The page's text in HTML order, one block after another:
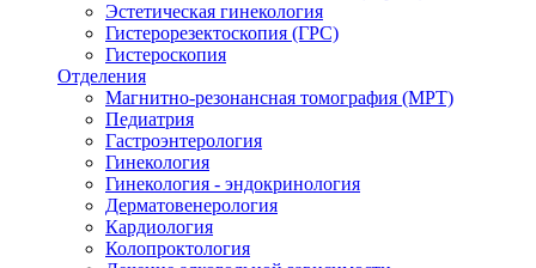
Эстетическая гинекология
Гистерорезектоскопия (ГРС)
Гистероскопия
Отделения
Магнитно-резонансная томография (МРТ)
Педиатрия
Гастроэнтерология
Гинекология
Гинекология - эндокринология
Дерматовенерология
Кардиология
Колопроктология